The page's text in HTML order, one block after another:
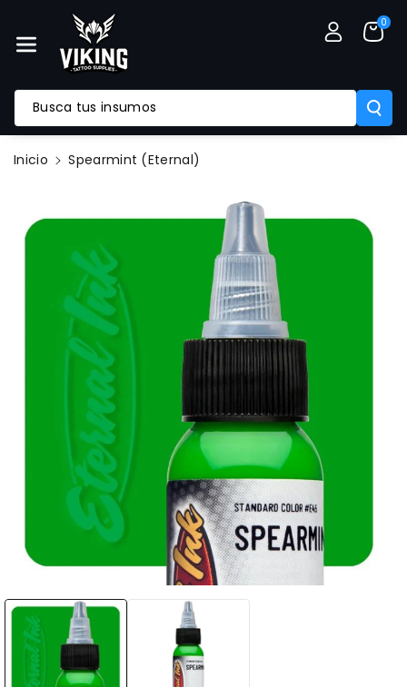
Mente Al
Contenido
Busca tus insumos
0
Inicio Spearmint (Eternal)
Ir
Información
Del Producto